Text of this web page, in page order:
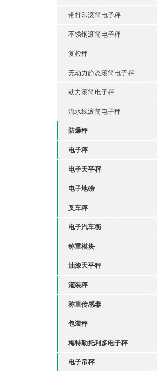
带打印滚筒电子秤
不锈钢滚筒电子秤
复检秤
无动力静态滚筒电子秤
动力滚筒电子秤
流水线滚筒电子秤
防爆秤
电子秤
电子天平秤
电子地磅
叉车秤
电子汽车衡
称重模块
油漆天平秤
灌装秤
称重传感器
包装秤
梅特勒托利多电子秤
电子吊秤